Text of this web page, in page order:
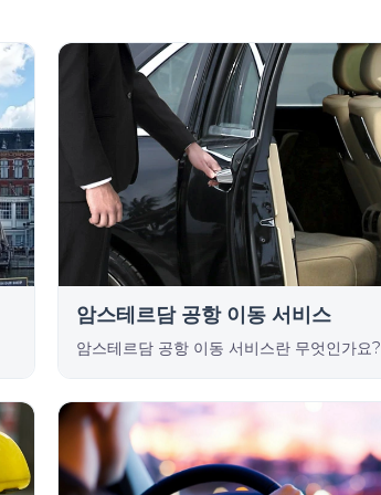
암스테르담 공항 이동 서비스
암스테르담 공항 이동 서비스란 무엇인가요?